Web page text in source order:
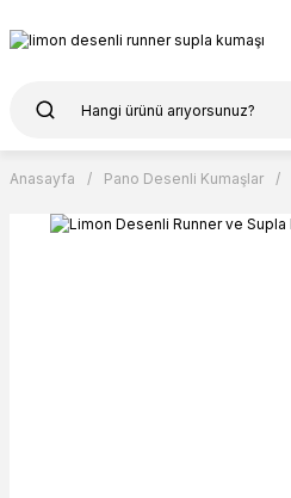
Anasayfa Pano Desenli Kumaşlar